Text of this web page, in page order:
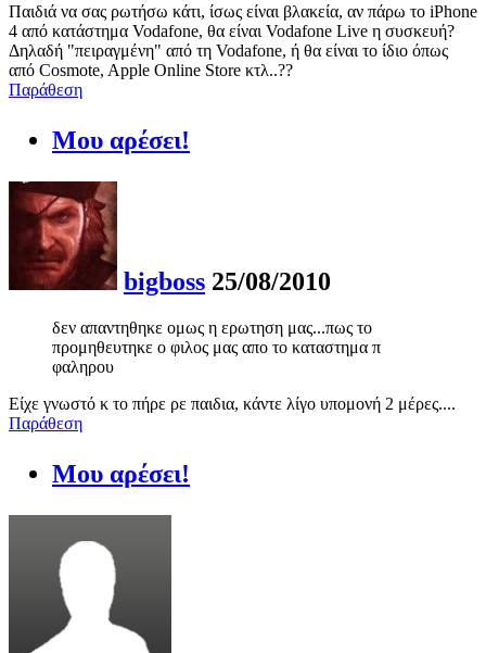
Παιδιά να σας ρωτήσω κάτι, ίσως είναι βλακεία, αν πάρω το iPhone
4 από κατάστημα Vodafone, θα είναι Vodafone Live η συσκευή?
Δηλαδή "πειραγμένη" από τη Vodafone, ή θα είναι το ίδιο όπως
από Cosmote, Apple Online Store κτλ..??
Παράθεση
Μου αρέσει!
bigboss 25/08/2010
δεν απαντηθηκε ομως η ερωτηση μας...πως το
προμηθευτηκε ο φιλος μας απο το καταστημα π
φαληρου
Είχε γνωστό κ το πήρε ρε παιδια, κάντε λίγο υπομονή 2 μέρες....
Παράθεση
Μου αρέσει!